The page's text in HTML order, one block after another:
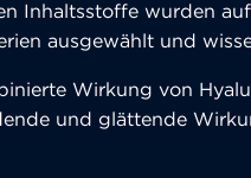
Inhaltsstoffe wurden
ausgewählt und
Wirkung von
und glättende